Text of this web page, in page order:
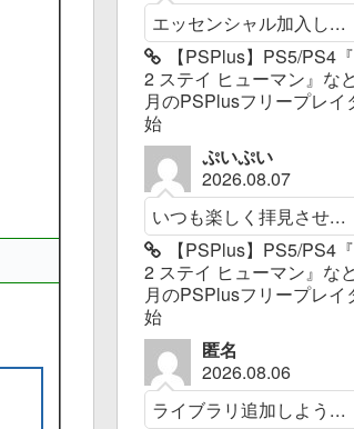
エッセンシャル加入し...
【PSPlus】PS5/PS4
2 ステイ ヒューマン』な
月のPSPlusフリープレイ
始
ぷいぷい
2026.08.07
いつも楽しく拝見させ...
【PSPlus】PS5/PS4
2 ステイ ヒューマン』な
月のPSPlusフリープレイ
始
匿名
2026.08.06
ライブラリ追加しよう...